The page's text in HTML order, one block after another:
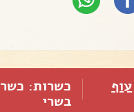
עוף
כשרות: כשר
בשרי